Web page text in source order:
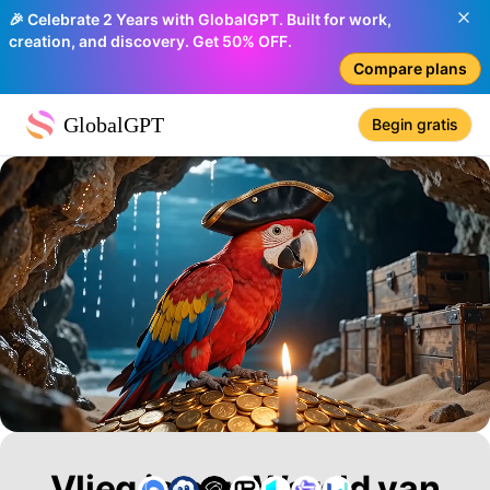
🎉 Celebrate 2 Years with GlobalGPT. Built for work,
creation, and discovery. Get 50% OFF.
Compare plans
GlobalGPT Begin gratis